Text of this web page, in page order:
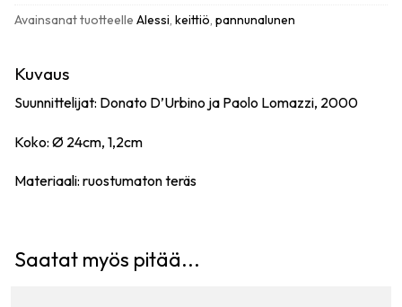
Avainsanat tuotteelle Alessi, keittiö, pannunalunen
Kuvaus
Suunnittelijat: Donato D’Urbino ja Paolo Lomazzi, 2000
Koko: Ø 24cm, 1,2cm
Materiaali: ruostumaton teräs
Saatat myös pitää...